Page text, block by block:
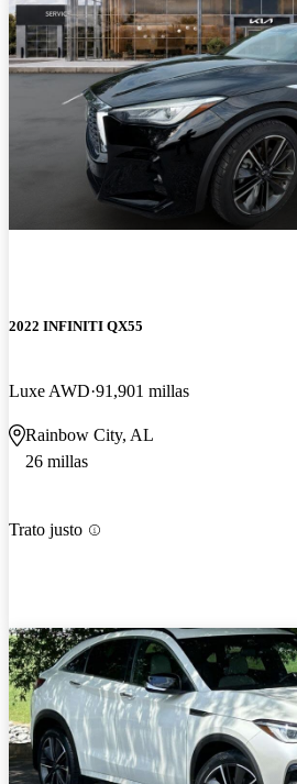
2022 INFINITI QX55
Luxe AWD 91,901 millas
Rainbow City, AL
26 millas
Trato justo